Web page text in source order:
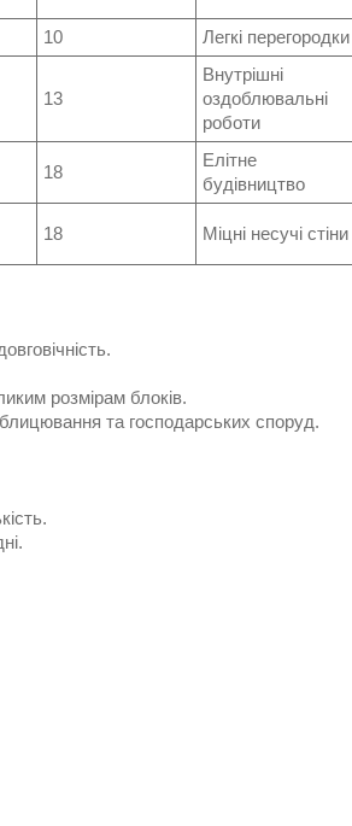
10 Легкі перегородки
13
Внутрішні
оздоблювальні
роботи
18
Елітне
будівництво
18 Міцні несучі стіни
розмірам блоків.
та господарських споруд.